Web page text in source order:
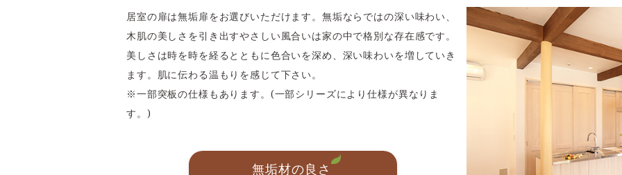
居室の扉は無垢扉をお選びいただけます。無垢ならではの深い味わい、
木肌の美しさを引き出すやさしい風合いは家の中で格別な存在感です。
美しさは時を時を経るとともに色合いを深め、深い味わいを増していき
ます。肌に伝わる温もりを感じて下さい。
※一部突板の仕様もあります。(一部シリーズにより仕様が異なりま
す。)
無垢材の良さ